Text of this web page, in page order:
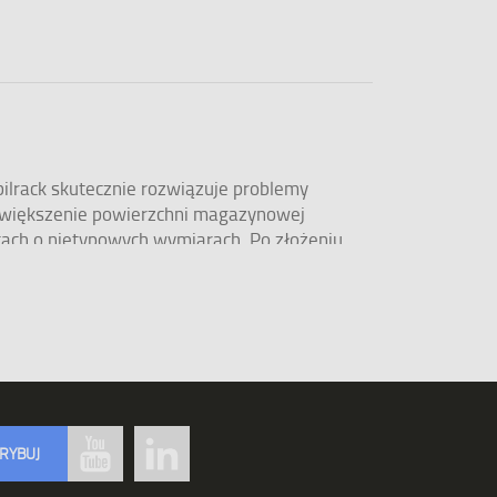
skutecznie rozwiązuje problemy
powierzchni magazynowej
o nietypowych wymiarach. Po złożeniu